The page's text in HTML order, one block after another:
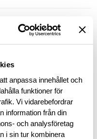
anpassa innehållet och
funktioner för
Vi vidarebefordrar
information från din
och analysföretag
i sin tur kombinera